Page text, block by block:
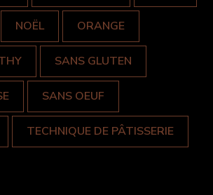
NOËL ORANGE
SANS GLUTEN
SANS OEUF
TECHNIQUE DE PÂTISSERIE